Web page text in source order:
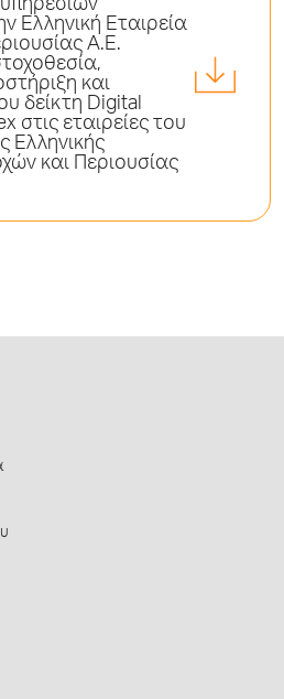
Ελληνική Εταιρεία
A.E.
και
δείκτη Digital
στις εταιρείες του
Ελληνικής
και Περιουσίας